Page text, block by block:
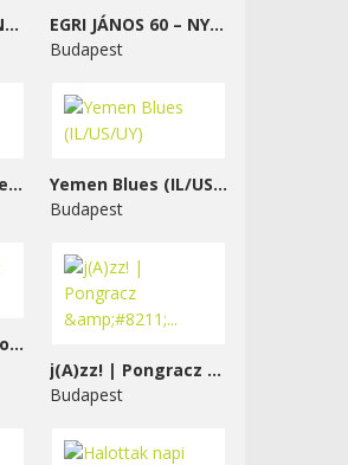
NINCS HOLNAP – NYÚLON...
EGRI JÁNOS 60 – NYÚLON...
Budapest
Kérdezd a zeneszerzőt...
Yemen Blues (IL/US/UY)
Budapest
Catalan Jazz On Tour |...
j(A)zz! | Pongracz &#8211;...
Budapest